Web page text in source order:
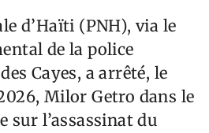
d’Haïti (PNH), via le
de la police
Cayes, a arrêté, le
Milor Getro dans le
sur l’assassinat du